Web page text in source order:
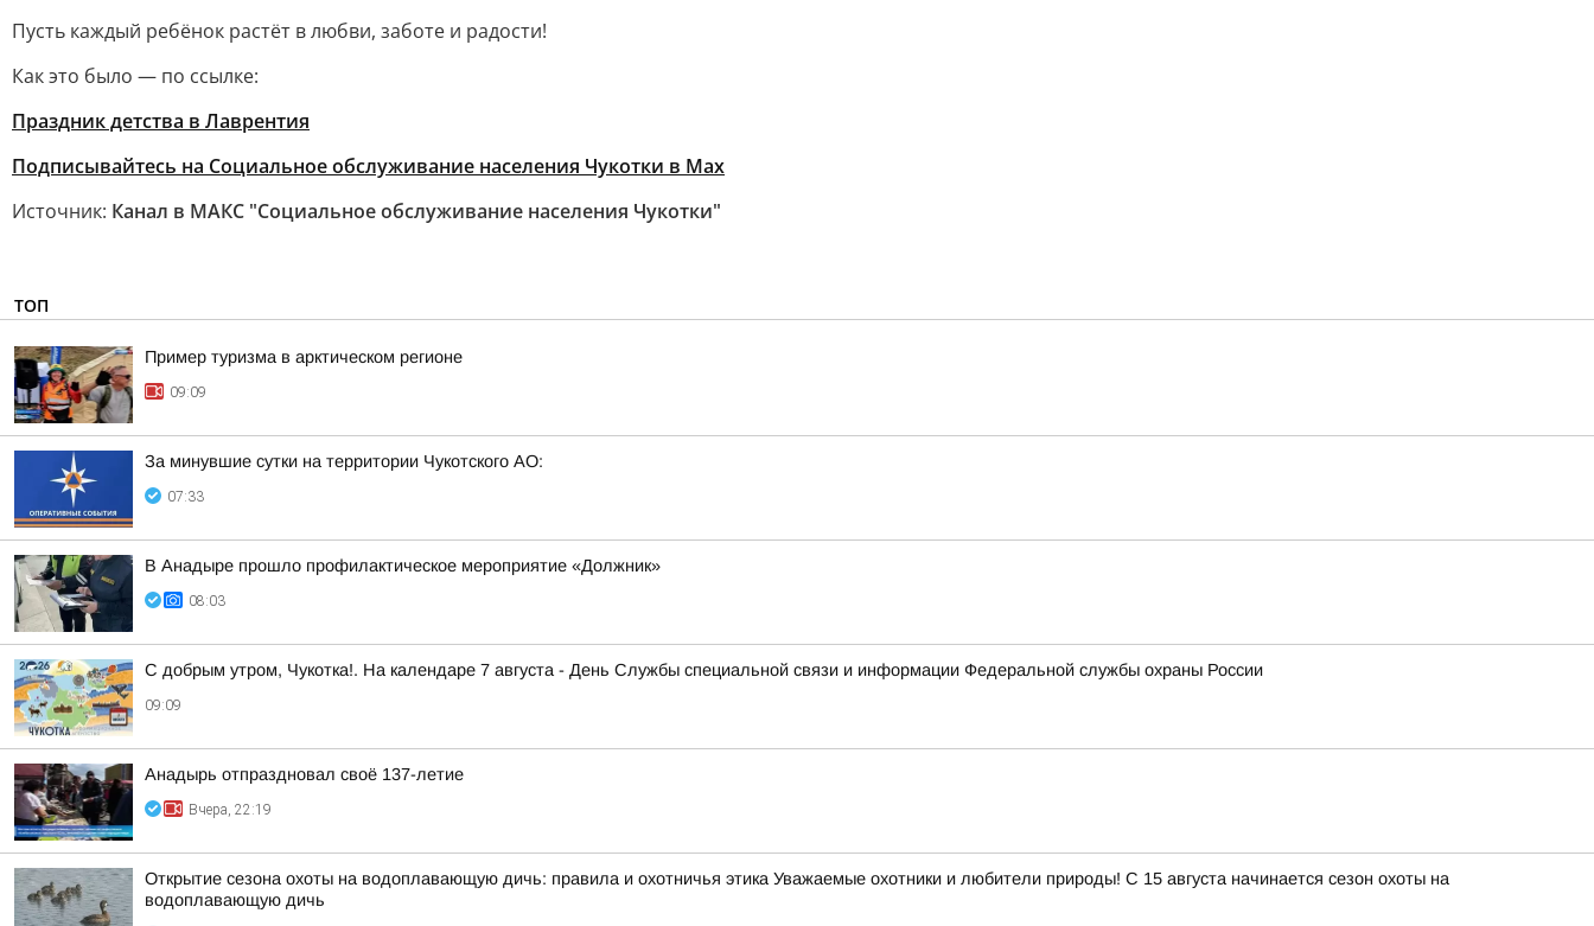
Пусть каждый ребёнок растёт в любви, заботе и радости!
Как это было — по ссылке:
Праздник детства в Лаврентия
Подписывайтесь на Социальное обслуживание населения Чукотки в Max
Источник: Канал в МАКС "Социальное обслуживание населения Чукотки"
ТОП
Пример туризма в арктическом регионе
09:09
За минувшие сутки на территории Чукотского АО:
07:33
В Анадыре прошло профилактическое мероприятие «Должник»
08:03
С добрым утром, Чукотка!. На календаре 7 августа - День Службы специальной связи и информации Федеральной службы охраны России
09:09
Анадырь отпраздновал своё 137-летие
Вчера, 22:19
Открытие сезона охоты на водоплавающую дичь: правила и охотничья этика Уважаемые охотники и любители природы! С 15 августа начинается сезон охоты на
водоплавающую дичь